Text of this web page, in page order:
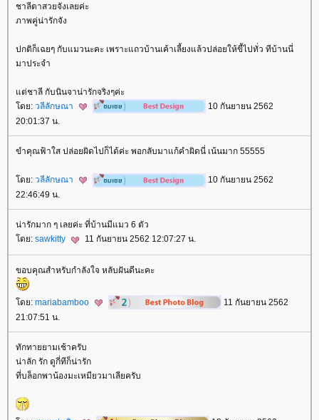
ชาลีตาสวยจังเลยค่ะ
ภาพคู่น่ารักจัง
ปกติก็เฉยๆ กับแมวนะคะ เพราะแถวบ้านเค้าเลี้ยงแล้วปล่อยให้ขี้ไปทั่ว ทีบ้านนี่
มาประจำ
ต่ชาลี กับนินจาน่ารักจริงๆค่ะ
ดย: วลีลักษณา
10 กันยายน 2562
20:01:37 น.
ขำคุณฟ้าใส ปล่อยผิดไปก็ได้ค่ะ พอกลับมาแก้คำผิดนี่ เน้นมาก 55555
ดย: วลีลักษณา
10 กันยายน 2562
22:46:49 น.
น่ารักมาก ๆ เลยค่ะ ที่บ้านมีแมว 6 ตัว
ดย: sawkitty 11 กันยายน 2562 12:07:27 น.
ขอบคุณสำหรับกำลังใจ หลับฝันดีนะคะ
ดย: mariabamboo
11 กันยายน 2562
21:07:51 น.
ทักทายยามเช้าครับ
น่าลัก รัก ดูกี่ทีก็น่ารัก
ที่บล็อกพาน้องมะเหมียวมาเลียครับ